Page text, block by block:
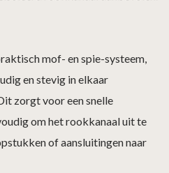
mof- en spie-systeem,
en stevig in elkaar
zorgt voor een snelle
om het rookkanaal uit te
of aansluitingen naar